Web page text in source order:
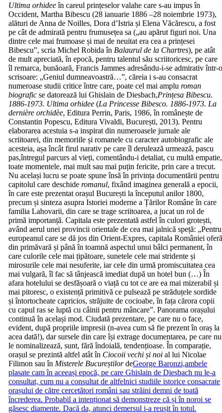
Ultima orhideeîn careul prințeselor valahe care s-au impus în
Occident, Martha Bibescu (28 ianuarie 1886 –28 noiembrie 1973),
alături de Anna de Noilles, Dora d’Istria și Elena Văcărescu, a fost
pe cât de admirată pentru frumusețea sa („au apărut figuri noi. Una
dintre cele mai frumoase și mai de neuitat era cea a prințesei
Bibescu”, scria Michel Robida în Balaurul de la Chartres), pe atât
de mult apreciată, în epocă, pentru talentul său scriitoricesc, pe care
îl remarca, bunăoară, Francis Jammes adresându-i-se admirativ într-
scrisoare: „Geniul dumneavoastră…”, căreia i s-au consacrat
numeroase studii critice între care, poate cel mai ampluroman
biografic se datorează lui Ghislain de Diesbach,Prințesa Bibescu.
1886-1973. Ultima orhidee (La Princesse Bibesco. 1886-1973. La
dernière orchidèe, Editura Perrin, Paris, 1986, în românește de
Constantin Popescu, Editura Vivaldi, București, 2013). Pentru
elaborarea acestuia s-a inspirat din numeroasele jurnale ale
scriitoarei, din memoriile și romanele cu caracter autobiografic ale
acesteia, așa încât firul narativ pe care îl derulează urmează, pascu
pas,întregul parcurs al vieți, comentându-i detaliat, cu multă empatie,
toate momentele, mai mult sau mai puțin fericite, prin care a trecut.
Nu același lucru se poate spune însă în privința documentării pentru
capitolul care deschideromanul, fixând imaginea generală a epocii,
în care este prezentat orașul București la începutul anilor 1800,
precum și sinteza asupra Istoriei moderne a Țărilor Române în care
familia Lahovarii, din care se trage scriitoarea, a jucat un rol de
primă importanță. Capitala este prezentată astfel în culori grotești,
având aerul unei provincii orientale de cea mai jalnică speță: „Pentru
europeanul care se dă jos din Orient-Expres, capitala României
din primăvară și până în toamnă aspectul unui bâlci permanent, în
care culorile cele mai țipătoare, sunetele cele mai stridente și
mirosurile cele mai nesuferite, iar cele din urmă promiscuitatea cea
mai vulgară, îl fac să tânjească imediat după un hotel bun (…) În
afara hotelului se desfășoară o viață cu tot ce are ea mai mizerabil și
mai pitoresc, o existență primitivă ce pulsează pe străduțele sordide
și întortocheate capricios, străjuite de cocioabe, în fața cărora copii
cu capul ras se luptă cu câinii pentru mâncare”. Panorama orașului
continuă în același mod. Ciudată prezentare, pe care nu o face,
evident, după propriile impresii (n-avea cum să fie prezent în oraș la
acea dată!), dar sursele din care își extrage documentarea, pe care nu
le nominalizează, sunt, fără îndoială, tendențioase. În comparație,
orașul se prezintă altfel atât în Ciocoii vechi și noi al lui Nicolae
Filimon sau în Misterele BucureștilordeGeorge Baronzi,ambele
plasate cam în aceeași epocă, pe care Ghislain de Diesbach nu le-a
consultat, cum nu a consultat de altfelnici studiile istorice consacrate
orașului de către cercetători români sau străini demni de toată
încrederea. Probabil a intenționat să demonstreze că și în noroi se
găsesc diamente. Dacă da, atunci demersul i-a reușit în totul.